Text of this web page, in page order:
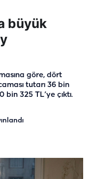
büyük
göre, dört
tutarı 36 bin
bin 325 TL’ye çıktı.